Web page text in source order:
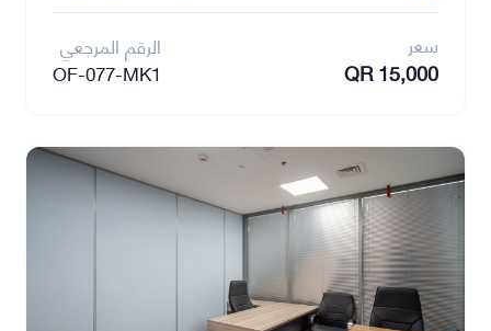
سعر
QR 15,000
الرقم المرجعي
OF-077-MK1